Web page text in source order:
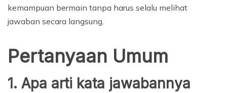
kemampuan bermain tanpa harus selalu melihat
jawaban secara langsung.
Pertanyaan Umum
1. Apa arti kata jawabannya